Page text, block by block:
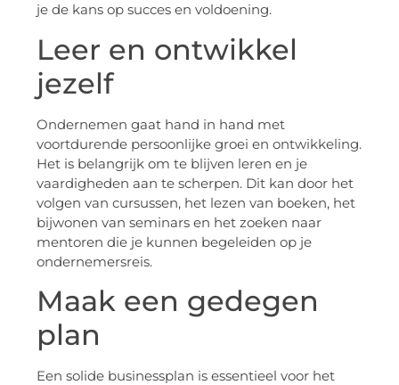
je de kans op succes en voldoening.
Leer en ontwikkel
jezelf
Ondernemen gaat hand in hand met
voortdurende persoonlijke groei en ontwikkeling.
Het is belangrijk om te blijven leren en je
vaardigheden aan te scherpen. Dit kan door het
volgen van cursussen, het lezen van boeken, het
bijwonen van seminars en het zoeken naar
mentoren die je kunnen begeleiden op je
ondernemersreis.
Maak een gedegen
plan
Een solide businessplan is essentieel voor het